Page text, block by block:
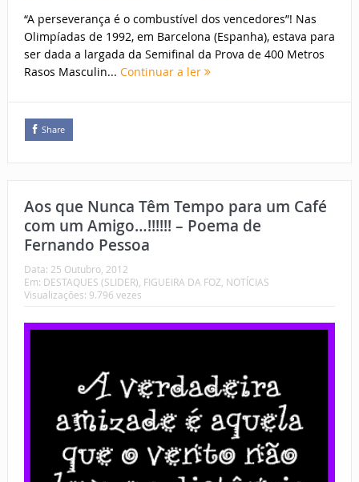
“A perseverança é o combustível dos vencedores”! Nas
Olimpíadas de 1992, em Barcelona (Espanha), estava para
ser dada a largada da Semifinal da Prova de 400 Metros
Rasos Masculin... Continuar a ler
Share
Aos que Nunca Têm Tempo para um Café
com um Amigo…!!!!!! – Poema de
Fernando Pessoa
Data: 25 Outubro, 2012
Em: DESTAQUES (SLIDER), FIGUEIRA DA FOZ, NOTÍCIAS
Visualizações: 9.796 vezes